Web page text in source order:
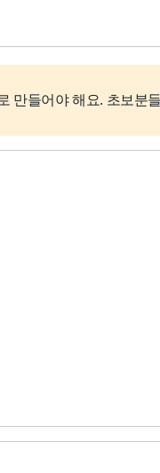
만들어야 해요. 초보분